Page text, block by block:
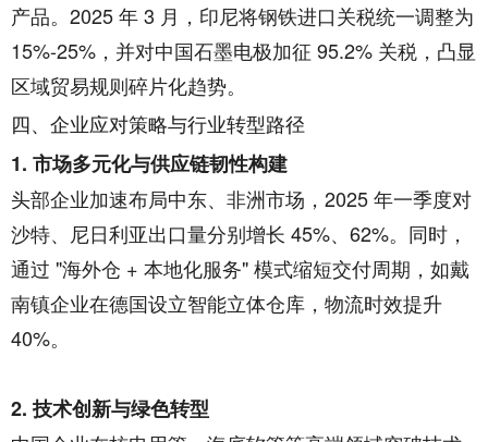
产品。2025 年 3 月，印尼将钢铁进口关税统一调整为
15%-25%，并对中国石墨电极加征 95.2% 关税，凸显
区域贸易规则碎片化趋势。
四、企业应对策略与行业转型路径
1. 市场多元化与供应链韧性构建
头部企业加速布局中东、非洲市场，2025 年一季度对
沙特、尼日利亚出口量分别增长 45%、62%。同时，
通过 "海外仓 + 本地化服务" 模式缩短交付周期，如戴
南镇企业在德国设立智能立体仓库，物流时效提升
40%。
2. 技术创新与绿色转型